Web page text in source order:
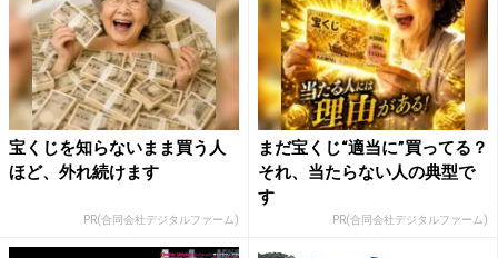
宝くじを知らないまま買う人
ほど、外れ続けます
PR(合同会社デジタルファーム)
まだ宝くじ“適当に”買ってる？
それ、当たらない人の典型で
す
PR(合同会社デジタルファーム)